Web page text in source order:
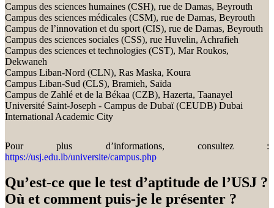
Campus des sciences humaines (CSH), rue de Damas, Beyrouth
Campus des sciences médicales (CSM), rue de Damas, Beyrouth
Campus de l’innovation et du sport (CIS), rue de Damas, Beyrouth
Campus des sciences sociales (CSS), rue Huvelin, Achrafieh
Campus des sciences et technologies (CST), Mar Roukos,
Dekwaneh
Campus Liban-Nord (CLN), Ras Maska, Koura
Campus Liban-Sud (CLS), Bramieh, Saïda
Campus de Zahlé et de la Békaa (CZB), Hazerta, Taanayel
Université Saint-Joseph - Campus de Dubaï (CEUDB) Dubai
International Academic City
Pour plus d’informations, consultez :
https://usj.edu.lb/universite/campus.php
Qu’est-ce que le test d’aptitude de l’USJ ?
Où et comment puis-je le présenter ?